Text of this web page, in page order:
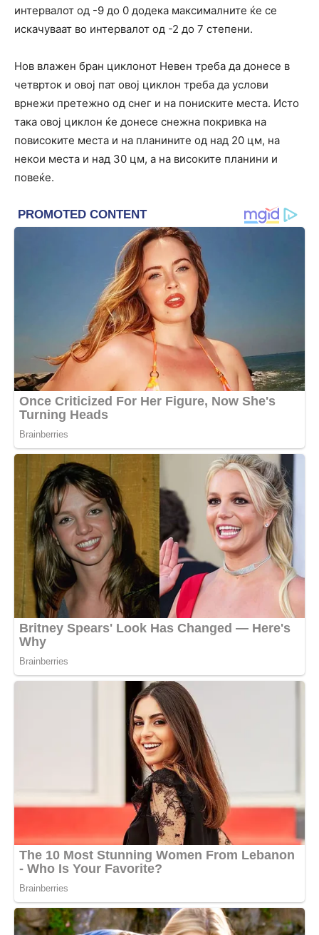
интервалот од -9 до 0 додека максималните ќе се
искачуваат во интервалот од -2 до 7 степени.
Нов влажен бран циклонот Невен треба да донесе в
четврток и овој пат овој циклон треба да услови
врнежи претежно од снег и на пониските места. Исто
така овој циклон ќе донесе снежна покривка на
повисоките места и на планините од над 20 цм, на
некои места и над 30 цм, а на високите планини и
повеќе.